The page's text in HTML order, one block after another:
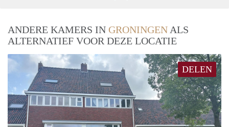
ANDERE KAMERS IN GRONINGEN ALS
ALTERNATIEF VOOR DEZE LOCATIE
DELEN